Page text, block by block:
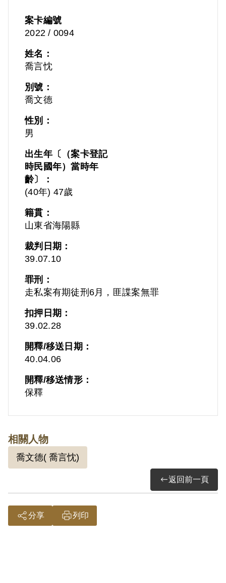
案卡編號
2022 / 0094
姓名：
喬言忱
別號：
喬文德
性別：
男
出生年〔（案卡登記
時民國年）當時年
齡〕：
(40年) 47歲
籍貫：
山東省海陽縣
裁判日期：
39.07.10
罪刑：
走私案有期徒刑6月，匪諜案無罪
扣押日期：
39.02.28
開釋/移送日期：
40.04.06
開釋/移送情形：
保釋
相關人物
喬文德( 喬言忱)
返回前一頁
分享 列印